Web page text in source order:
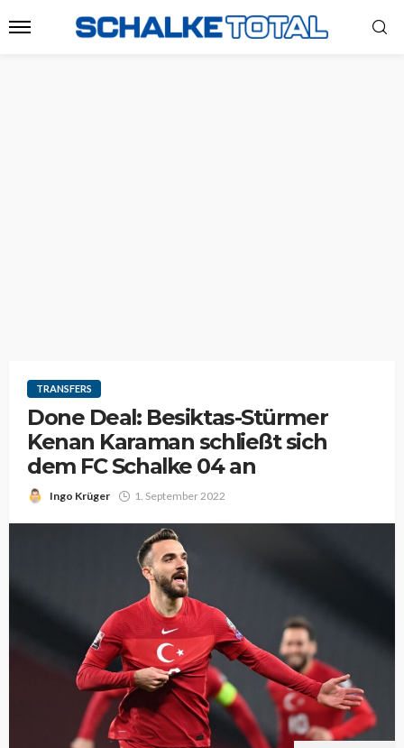
TRANSFERS
Done Deal: Besiktas-Stürmer
Kenan Karaman schließt sich
dem FC Schalke 04 an
Ingo Krüger 1. September 2022